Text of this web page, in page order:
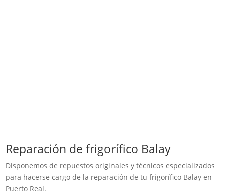
Reparación de frigorífico Balay
Disponemos de repuestos originales y técnicos especializados
para hacerse cargo de la reparación de tu frigorífico Balay en
Puerto Real.